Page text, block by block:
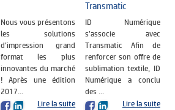
Nous vous présentons
les solutions
d’impression grand
format les plus
innovantes du marché
! Après une édition
2017...
Lire la suite
Transmatic
ID Numérique
s’associe avec
Transmatic Afin de
renforcer son offre de
sublimation textile, ID
Numérique a conclu
des ...
Lire la suite